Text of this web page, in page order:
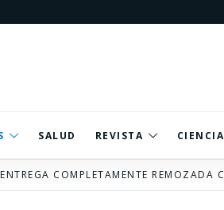
SALUD REVISTA
COMPLETAMENTE